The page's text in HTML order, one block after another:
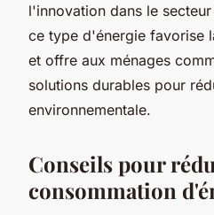
l'innovation dans le
ce type d'énergie favorise
et offre aux ménages
solutions durables pour
environnementale.
Conseils pour
consommation